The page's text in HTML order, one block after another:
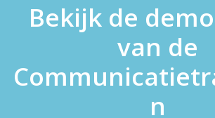
Bekijk de
van de
n